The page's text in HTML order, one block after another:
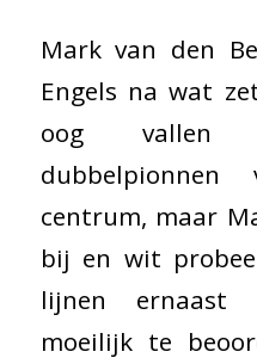
Mark van den
Engels na wat
oog vallen
centrum, maar
bij en wit
lijnen ernaast
moeilijk te